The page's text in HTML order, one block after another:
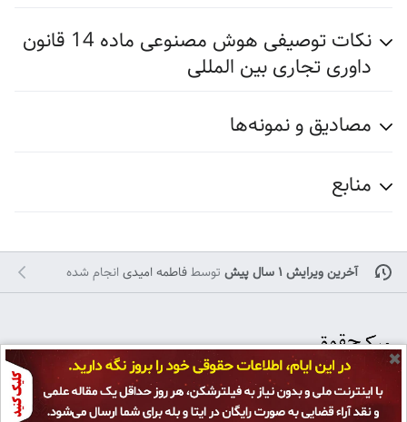
نکات توصیفی هوش مصنوعی ماده 14 قانون
داوری تجاری بین المللی
مصادیق و نمونه‌ها
منابع
آخرین ویرایش ۱ سال پیش توسطفاطمه امیدی انجام شده
تمامی حقوق برایپژوهشکده حقوق و قانون ایران محفوظ است و هرگونه کپی
✖